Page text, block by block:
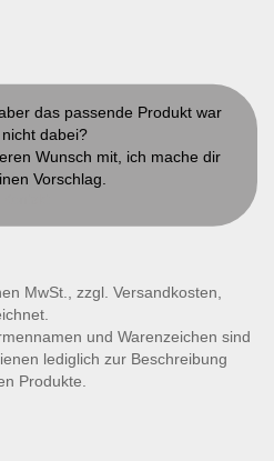
das passende Produkt war
dabei?
Wunsch mit, ich mache dir
Vorschlag.
MwSt., zzgl. Versandkosten,
und Warenzeichen sind
lediglich zur Beschreibung
Produkte.